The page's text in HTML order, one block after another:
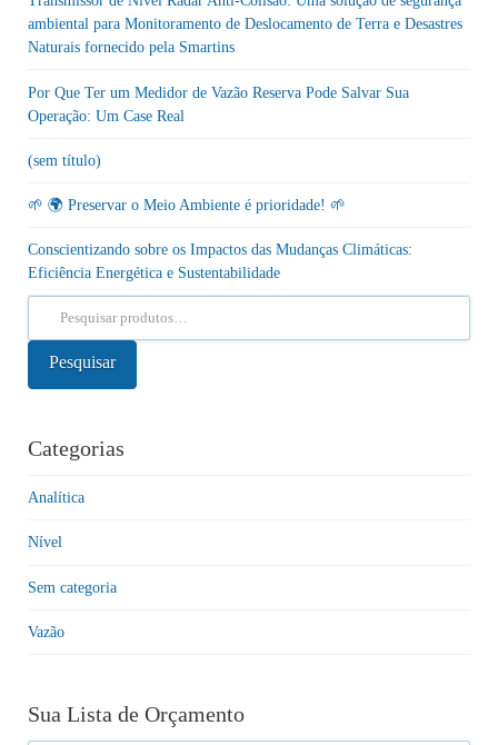
ambiental para Monitoramento de Deslocamento de Terra e Desastres
Naturais fornecido pela Smartins
Por Que Ter um Medidor de Vazão Reserva Pode Salvar Sua
Operação: Um Case Real
(sem título)
🌱 🌍 Preservar o Meio Ambiente é prioridade! 🌱
Conscientizando sobre os Impactos das Mudanças Climáticas:
Eficiência Energética e Sustentabilidade
Pesquisar
por:
Pesquisar
Categorias
Analítica
Nível
Sem categoria
Vazão
Sua Lista de Orçamento